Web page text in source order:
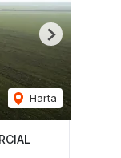
Harta
Next